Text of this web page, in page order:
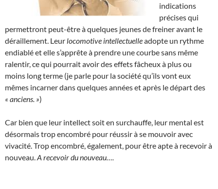
indications
précises qui
permettront peut-être à quelques jeunes de freiner avant le
déraillement. Leur locomotive intellectuelleadopte un rythme
endiablé et elle s’apprête à prendre une courbe sans même
ralentir, ce qui pourrait avoir des effets fâcheux à plus ou
moins long terme (je parle pour la société qu’ils vont eux
mêmes incarner dans quelques années et après le départ des
« anciens. »)
Car bien que leur intellect soit en surchauffe, leur mental est
désormais trop encombré pour réussir à se mouvoir avec
vivacité. Trop encombré, également, pour être apte à recevoir à
nouveau. A recevoir du nouveau….